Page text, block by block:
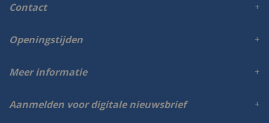
Contact
Openingstijden
Meer informatie
Aanmelden voor digitale nieuwsbrief